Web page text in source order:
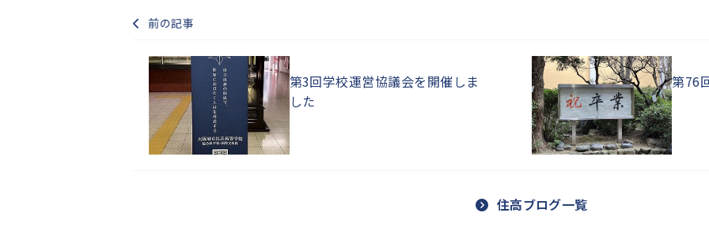
前の記事
第3回学校運営協議会を開催しま
した
第76
住高ブログ一覧